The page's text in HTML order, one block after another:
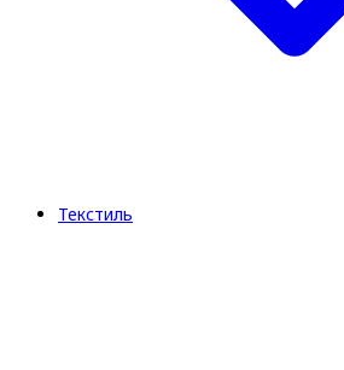
Текстиль